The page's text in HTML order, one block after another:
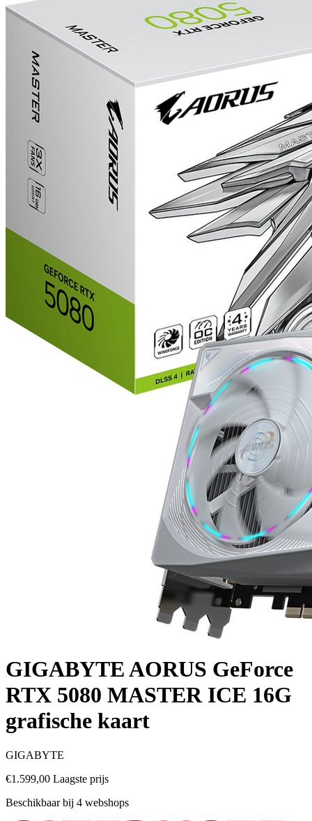
GIGABYTE AORUS GeForce
RTX 5080 MASTER ICE 16G
grafische kaart
GIGABYTE
€1.599,00 Laagste prijs
Beschikbaar bij 4 webshops